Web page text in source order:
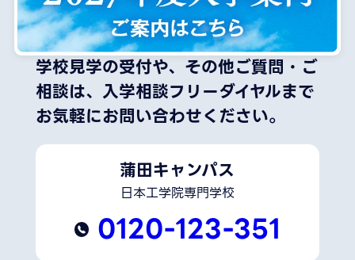
学校見学の受付や、その他ご質問・ご
相談は、 入学相談フリーダイヤルまで
お気軽にお問い合わせください。
蒲田キャンパス
日本工学院専門学校
0120-123-351